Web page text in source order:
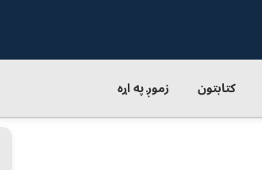
کتابتون زموږ په اړه